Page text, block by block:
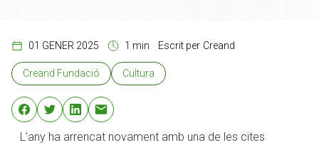
01 GENER 2025 1 min Escrit per Creand
Creand Fundació Cultura
L’any ha arrencat novament amb una de les cites